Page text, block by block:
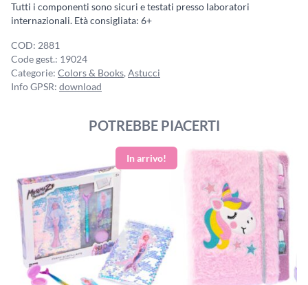
Tutti i componenti sono sicuri e testati presso laboratori
internazionali. Età consigliata: 6+
COD: 2881
Code gest.: 19024
Categorie: Colors & Books, Astucci
Info GPSR: download
POTREBBE PIACERTI